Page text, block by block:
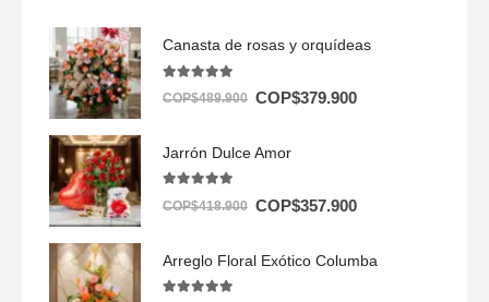
Canasta de rosas y orquídeas
COP$489.900 COP$379.900
Jarrón Dulce Amor
COP$418.900 COP$357.900
Arreglo Floral Exótico Columba